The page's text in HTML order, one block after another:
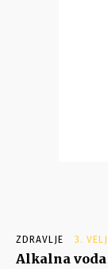
ZDRAVLJE 3.
Alkalna voda